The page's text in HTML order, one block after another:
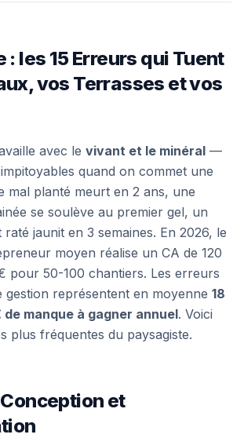
les 15 Erreurs qui Tuent
vos Terrasses et vos
avec le vivant et le minéral —
quand on commet une
mal planté meurt en 2 ans, une
se soulève au premier gel, un
jaunit en 3 semaines. En 2026, le
moyen réalise un CA de 120
pour 50-100 chantiers. Les erreurs
gestion représentent en moyenne 18
manque à gagner annuel. Voici
plus fréquentes du paysagiste.
et